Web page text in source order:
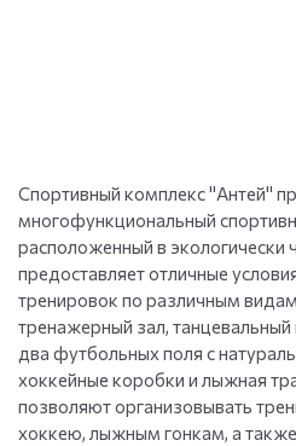
Спортивный комплекс "Антей"
многофункциональный
расположенный в экологически
предоставляет отличные
тренировок по различным
тренажерный зал,
два футбольных поля с
хоккейные коробки и лыжная
позволяют организовывать
хоккею, лыжным гонкам, а